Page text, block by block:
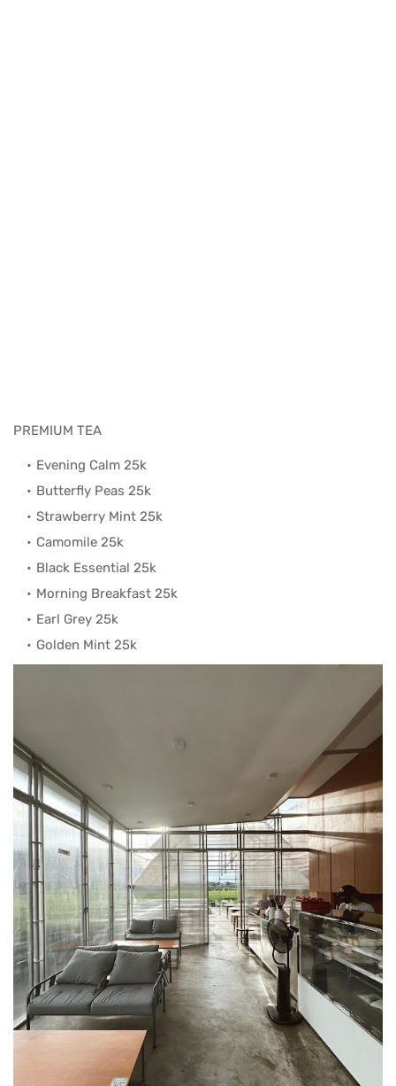
PREMIUM TEA
Evening Calm 25k
Butterfly Peas 25k
Strawberry Mint 25k
Camomile 25k
Black Essential 25k
Morning Breakfast 25k
Earl Grey 25k
Golden Mint 25k